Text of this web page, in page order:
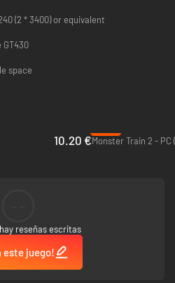
(2 * 3400) or equivalent
GT430
space
10.20 €Monster Train 2 - PC
reseñas escritas
este juego!